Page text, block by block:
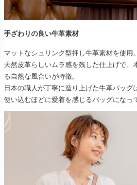
手ざわりの良い牛革素材
マットなシュリンク型押し牛革素材を使用。
天然皮革らしいムラ感を残した仕上げで、
る自然な風合いが特徴。
日本の職人が丁寧に造り上げた牛革バッグ
使い込むほどに愛着を感じるバッグになっ